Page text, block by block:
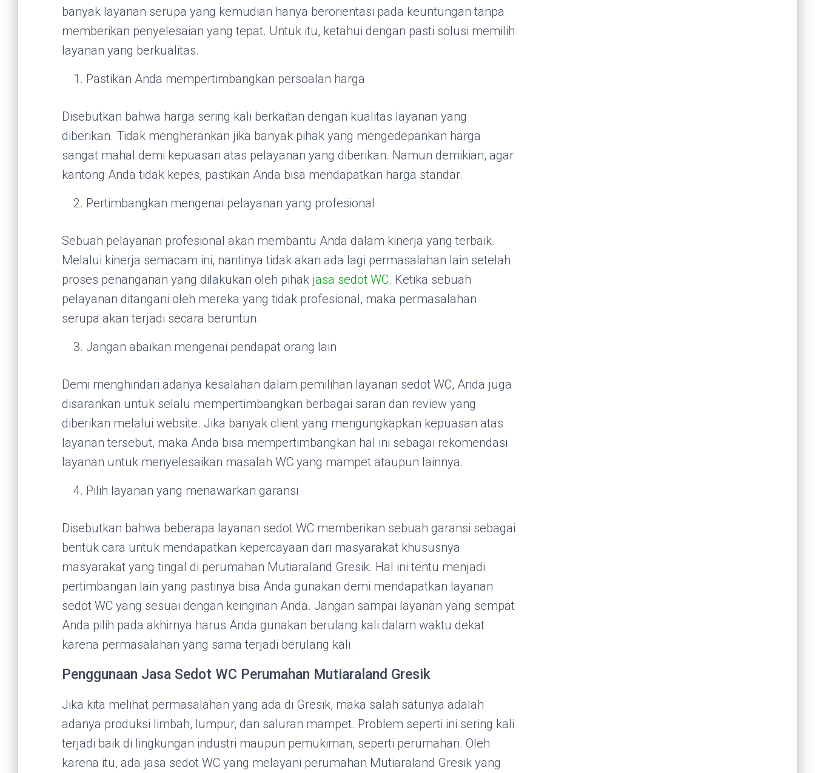
banyak layanan serupa yang kemudian hanya berorientasi pada keuntungan tanpa
memberikan penyelesaian yang tepat. Untuk itu, ketahui dengan pasti solusi memilih
layanan yang berkualitas.
Pastikan Anda mempertimbangkan persoalan harga
Disebutkan bahwa harga sering kali berkaitan dengan kualitas layanan yang
diberikan. Tidak mengherankan jika banyak pihak yang mengedepankan harga
sangat mahal demi kepuasan atas pelayanan yang diberikan. Namun demikian, agar
kantong Anda tidak kepes, pastikan Anda bisa mendapatkan harga standar.
Pertimbangkan mengenai pelayanan yang profesional
Sebuah pelayanan profesional akan membantu Anda dalam kinerja yang terbaik.
Melalui kinerja semacam ini, nantinya tidak akan ada lagi permasalahan lain setelah
proses penanganan yang dilakukan oleh pihak jasa sedot WC. Ketika sebuah
pelayanan ditangani oleh mereka yang tidak profesional, maka permasalahan
serupa akan terjadi secara beruntun.
Jangan abaikan mengenai pendapat orang lain
Demi menghindari adanya kesalahan dalam pemilihan layanan sedot WC, Anda juga
disarankan untuk selalu mempertimbangkan berbagai saran dan review yang
diberikan melalui website. Jika banyak client yang mengungkapkan kepuasan atas
layanan tersebut, maka Anda bisa mempertimbangkan hal ini sebagai rekomendasi
layanan untuk menyelesaikan masalah WC yang mampet ataupun lainnya.
Pilih layanan yang menawarkan garansi
Disebutkan bahwa beberapa layanan sedot WC memberikan sebuah garansi sebagai
bentuk cara untuk mendapatkan kepercayaan dari masyarakat khususnya
masyarakat yang tingal di perumahan Mutiaraland Gresik. Hal ini tentu menjadi
pertimbangan lain yang pastinya bisa Anda gunakan demi mendapatkan layanan
sedot WC yang sesuai dengan keinginan Anda. Jangan sampai layanan yang sempat
Anda pilih pada akhirnya harus Anda gunakan berulang kali dalam waktu dekat
karena permasalahan yang sama terjadi berulang kali.
Penggunaan Jasa Sedot WC Perumahan Mutiaraland Gresik
Jika kita melihat permasalahan yang ada di Gresik, maka salah satunya adalah
adanya produksi limbah, lumpur, dan saluran mampet. Problem seperti ini sering kali
terjadi baik di lingkungan industri maupun pemukiman, seperti perumahan. Oleh
karena itu, ada jasa sedot WC yang melayani perumahan Mutiaraland Gresik yang